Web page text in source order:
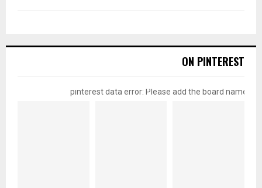
ON PINTEREST
pinterest data error: Please add the board name